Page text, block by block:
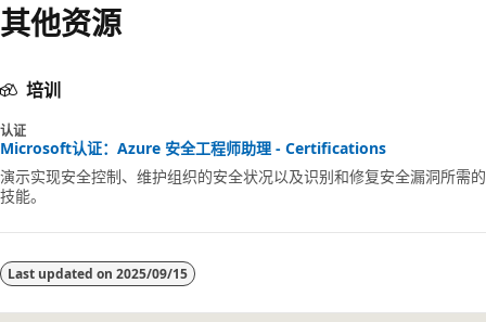
其他资源
培训
认证
Microsoft认证：Azure 安全工程师助理 - Certifications
演示实现安全控制、维护组织的安全状况以及识别和修复安全漏洞所需的
技能。
Last updated on 2025/09/15